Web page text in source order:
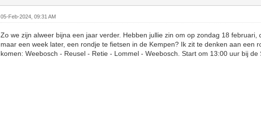
05-Feb-2024, 09:31 AM
Zo we zijn alweer bijna een jaar verder. Hebben jullie zin om op zondag 18 februari,
maar een week later, een rondje te fietsen in de Kempen? Ik zit te denken aan een
komen: Weebosch - Reusel - Retie - Lommel - Weebosch. Start om 13:00 uur bij de